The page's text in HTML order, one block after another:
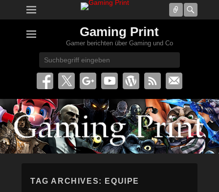
Connect
Gaming Print
Gamer berichten über Gaming und Co
TAG ARCHIVES: EQUIPE